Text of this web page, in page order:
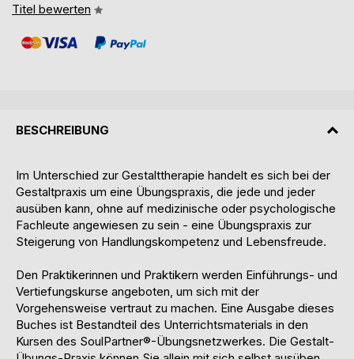
Titel bewerten
BESCHREIBUNG
Im Unterschied zur Gestalttherapie handelt es sich bei der
Gestaltpraxis um eine Übungspraxis, die jede und jeder
ausüben kann, ohne auf medizinische oder psychologische
Fachleute angewiesen zu sein - eine Übungspraxis zur
Steigerung von Handlungskompetenz und Lebensfreude.
Den Praktikerinnen und Praktikern werden Einführungs- und
Vertiefungskurse angeboten, um sich mit der
Vorgehensweise vertraut zu machen. Eine Ausgabe dieses
Buches ist Bestandteil des Unterrichtsmaterials in den
Kursen des SoulPartner®-Übungsnetzwerkes. Die Gestalt-